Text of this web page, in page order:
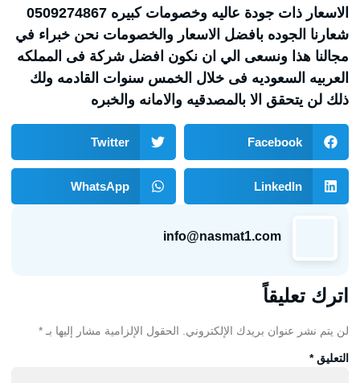
الاسعار ذات جودة عاليه وخصومات كبيره 0509274867
شعارنا الجوده بافضل الاسعار والخصومات نحن خبراء في
مجالنا هذا ونسعى الي ان نكون افضل شركة فى المملكه
العربيه السعوديه فى خلال الخمس سنوات القادمه ولك
ذلك لن يتحقق الا بالمصدقيه والامانه والخبره
Facebook
Twitter
LinkedIn
WhatsApp
info@nasmat1.com
اترك تعليقاً
لن يتم نشر عنوان بريدك الإلكتروني. الحقول الإلزامية مشار إليها بـ *
التعليق*